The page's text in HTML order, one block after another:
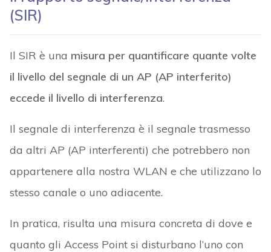
(SIR)
Il SIR è una misura per quantificare quante volte
il livello del segnale di un AP (AP interferito)
eccede il livello di interferenza.
Il segnale di interferenza è il segnale trasmesso
da altri AP (AP interferenti) che potrebbero non
appartenere alla nostra WLAN e che utilizzano lo
stesso canale o uno adiacente.
In pratica, risulta una misura concreta di dove e
quanto gli Access Point si disturbano l’uno con